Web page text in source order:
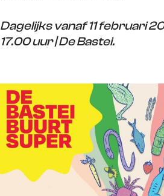
Dagelijks vanaf 11 februari
17.00 uur | De Bastei.